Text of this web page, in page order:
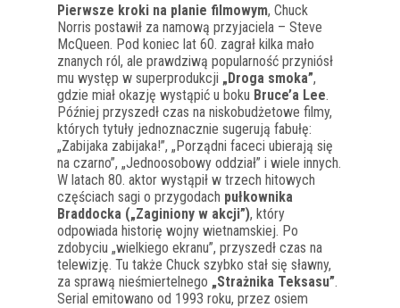
Pierwsze kroki na planie filmowym, Chuck
Norris postawił za namową przyjaciela – Steve
McQueen. Pod koniec lat 60. zagrał kilka mało
znanych ról, ale prawdziwą popularność przyniósł
mu występ w superprodukcji „Droga smoka”,
gdzie miał okazję wystąpić u boku Bruce’a Lee.
Później przyszedł czas na niskobudżetowe filmy,
których tytuły jednoznacznie sugerują fabułę:
„Zabijaka zabijaka!”, „Porządni faceci ubierają się
na czarno”, „Jednoosobowy oddział” i wiele innych.
W latach 80. aktor wystąpił w trzech hitowych
częściach sagi o przygodach pułkownika
Braddocka („Zaginiony w akcji”), który
odpowiada historię wojny wietnamskiej. Po
zdobyciu „wielkiego ekranu”, przyszedł czas na
telewizję. Tu także Chuck szybko stał się sławny,
za sprawą nieśmiertelnego „Strażnika Teksasu”.
Serial emitowano od 1993 roku, przez osiem